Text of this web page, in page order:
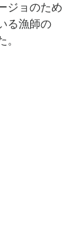
ジョのため
る漁師の